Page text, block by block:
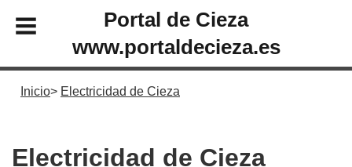
Portal de Cieza
www.portaldecieza.es
Inicio Electricidad de Cieza
Electricidad de Cieza